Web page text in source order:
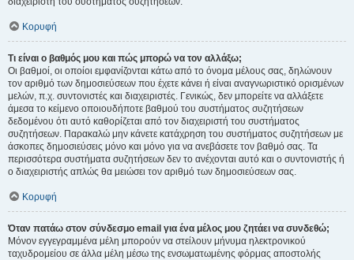
Κορυφή
Τι είναι ο βαθμός μου και πώς μπορώ να τον αλλάξω;
Οι βαθμοί, οι οποίοι εμφανίζονται κάτω από το όνομα μέλους σας, δηλώνουν
τον αριθμό των δημοσιεύσεων που έχετε κάνει ή είναι αναγνωριστικό ορισμένων
μελών, π.χ. συντονιστές και διαχειριστές. Γενικώς, δεν μπορείτε να αλλάξετε
άμεσα το κείμενο οποιουδήποτε βαθμού του συστήματος συζητήσεων
δεδομένου ότι αυτό καθορίζεται από τον διαχειριστή του συστήματος
συζητήσεων. Παρακαλώ μην κάνετε κατάχρηση του συστήματος συζητήσεων με
άσκοπες δημοσιεύσεις μόνο και μόνο για να ανεβάσετε τον βαθμό σας. Τα
περισσότερα συστήματα συζητήσεων δεν το ανέχονται αυτό και ο συντονιστής ή
ο διαχειριστής απλώς θα μειώσει τον αριθμό των δημοσιεύσεων σας.
Κορυφή
Όταν πατάω στον σύνδεσμο email για ένα μέλος μου ζητάει να συνδεθώ;
Μόνον εγγεγραμμένα μέλη μπορούν να στείλουν μήνυμα ηλεκτρονικού
ταχυδρομείου σε άλλα μέλη μέσω της ενσωματωμένης φόρμας αποστολής